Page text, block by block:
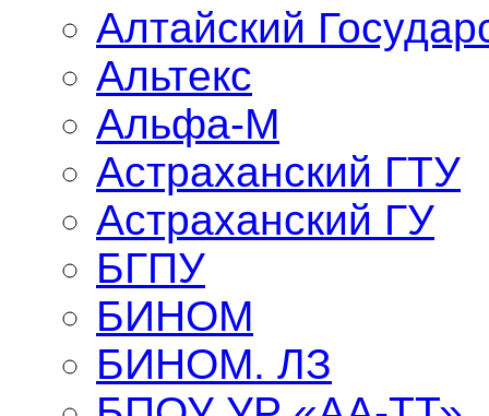
Алтайский
Альтекс
Альфа-М
Астраханский ГТУ
Астраханский ГУ
БГПУ
БИНОМ
БИНОМ. ЛЗ